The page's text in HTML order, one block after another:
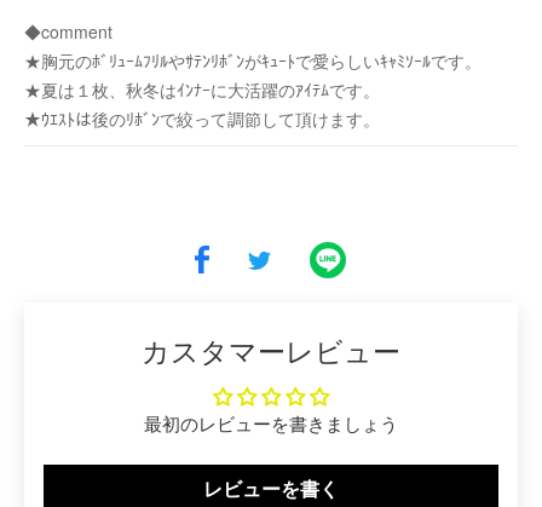
◆comment
★胸元のﾎﾞﾘｭｰﾑﾌﾘﾙやｻﾃﾝﾘﾎﾞﾝがｷｭｰﾄで愛らしいｷｬﾐｿｰﾙです。
★夏は１枚、秋冬はｲﾝﾅｰに大活躍のｱｲﾃﾑです。
★ｳｴｽﾄは後のﾘﾎﾞﾝで絞って調節して頂けます。
カスタマーレビュー
最初のレビューを書きましょう
レビューを書く